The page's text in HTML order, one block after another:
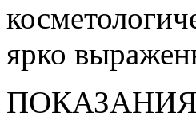
ярко
ПОКАЗАНИЯ